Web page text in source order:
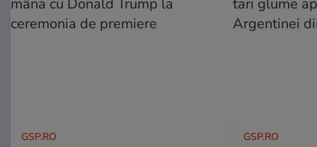
GSP.RO GSP.RO